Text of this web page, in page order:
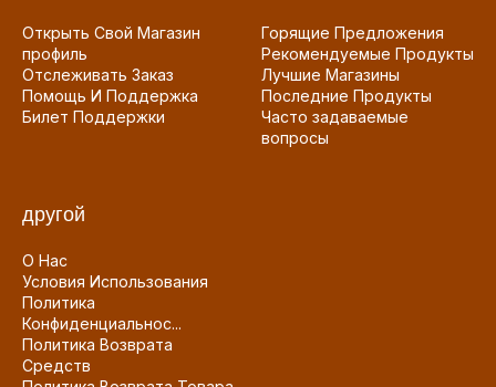
Открыть Свой Магазин
профиль
Отслеживать Заказ
Помощь И Поддержка
Билет Поддержки
Горящие Предложения
Рекомендуемые Продукты
Лучшие Магазины
Последние Продукты
Часто задаваемые
вопросы
другой
О Нас
Условия Использования
Политика
Конфиденциальнос...
Политика Возврата
Средств